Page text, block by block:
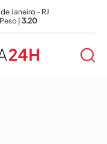
Janeiro - RJ
| 3.20